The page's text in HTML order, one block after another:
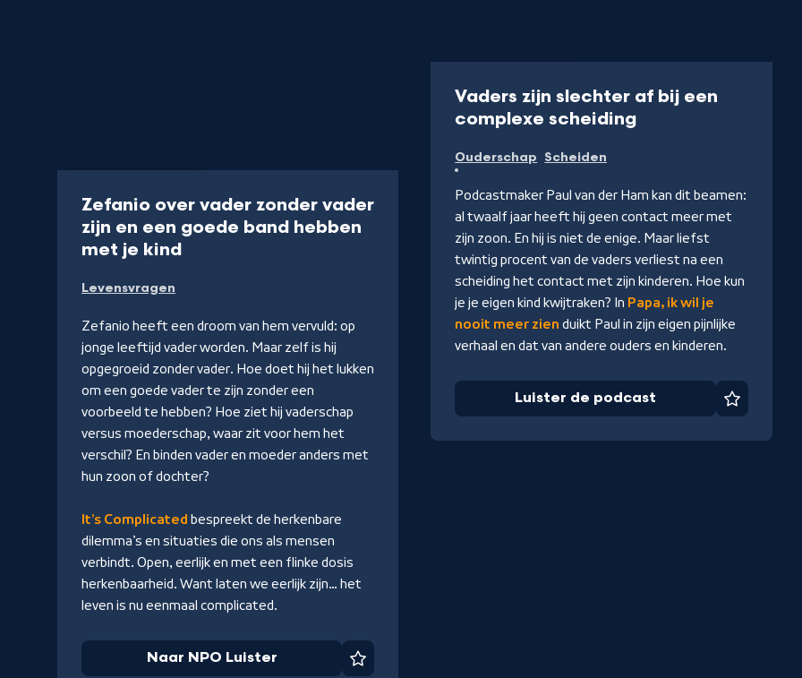
Vaders zijn slechter af bij een
complexe scheiding-
podcast
Ouderschap Scheiden
Podcastmaker Paul van der Ham kan dit beamen:
al twaalf jaar heeft hij geen contact meer met
zijn zoon. En hij is niet de enige. Maar liefst
twintig procent van de vaders verliest na een
scheiding het contact met zijn kinderen. Hoe kun
je je eigen kind kwijtraken? In Papa, ik wil je
nooit meer zien duikt Paul in zijn eigen pijnlijke
verhaal en dat van andere ouders en kinderen.
Luister de podcast Favoriet
Zefanio over vader zonder vader
zijn en een goede band hebben
met je kind-
Luister
Levensvragen
Zefanio heeft een droom van hem vervuld: op
jonge leeftijd vader worden. Maar zelf is hij
opgegroeid zonder vader. Hoe doet hij het lukken
om een goede vader te zijn zonder een
voorbeeld te hebben? Hoe ziet hij vaderschap
versus moederschap, waar zit voor hem het
verschil? En binden vader en moeder anders met
hun zoon of dochter?
It’s Complicated bespreekt de herkenbare
dilemma’s en situaties die ons als mensen
verbindt. Open, eerlijk en met een flinke dosis
herkenbaarheid. Want laten we eerlijk zijn… het
leven is nu eenmaal complicated.
Naar NPO Luister Favoriet